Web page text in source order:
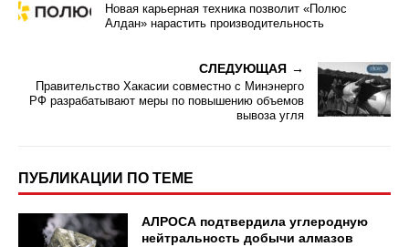
Новая карьерная техника позволит «Полюс
Алдан» нарастить производительность
СЛЕДУЮЩАЯ
Правительство Хакасии совместно с Минэнерго
РФ разрабатывают меры по повышению объемов
вывоза угля
ПУБЛИКАЦИИ ПО ТЕМЕ
АЛРОСА подтвердила углеродную
нейтральность добычи алмазов